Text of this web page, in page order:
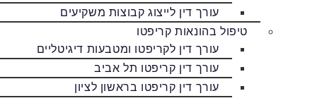
עורך דין לייצוג קבוצות משקיעים
טיפול בהונאות קריפטו
עורך דין לקריפטו ומטבעות דיגיטליים
עורך דין קריפטו תל אביב
עורך דין קריפטו בראשון לציון